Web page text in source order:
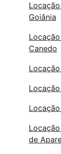
Goiânia
Canedo
de